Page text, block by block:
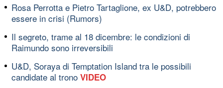
Rosa Perrotta e Pietro Tartaglione, ex U&D, potrebbero
essere in crisi (Rumors)
Il segreto, trame al 18 dicembre: le condizioni di
Raimundo sono irreversibili
U&D, Soraya di Temptation Island tra le possibili
candidate al trono VIDEO